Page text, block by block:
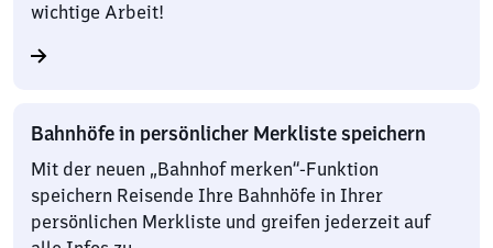
wichtige Arbeit!
Bahnhöfe in persönlicher Merkliste speichern
Mit der neuen „Bahnhof merken“-Funktion
speichern Reisende Ihre Bahnhöfe in Ihrer
persönlichen Merkliste und greifen jederzeit auf